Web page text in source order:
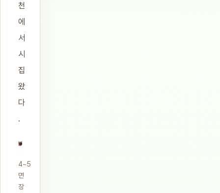
천
에
서
시
집
왔
다
.
4~5
면
장